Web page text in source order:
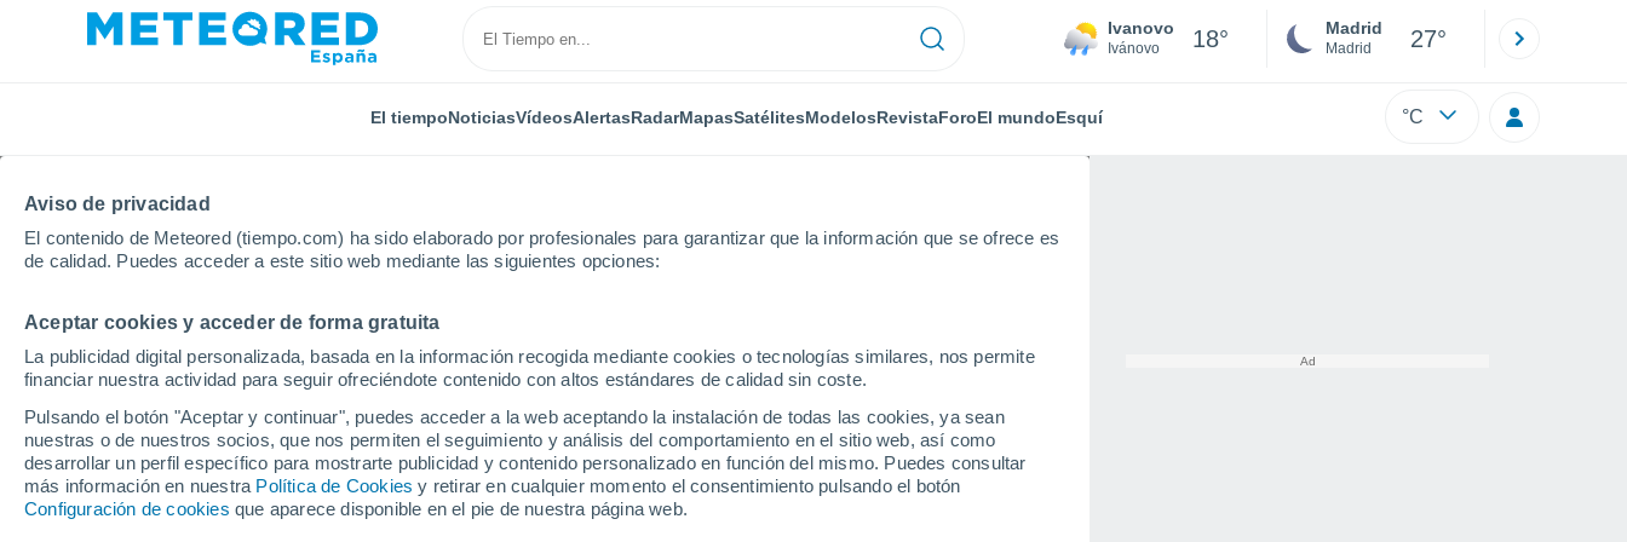
Aviso de privacidad
El contenido de Meteored (tiempo.com) ha sido elaborado por profesionales para garantizar que la información que se ofrece es
de calidad. Puedes acceder a este sitio web mediante las siguientes opciones:
Aceptar cookies y acceder de forma gratuita
La publicidad digital personalizada, basada en la información recogida mediante cookies o tecnologías similares, nos permite
financiar nuestra actividad para seguir ofreciéndote contenido con altos estándares de calidad sin coste.
Pulsando el botón "Aceptar y continuar", puedes acceder a la web aceptando la instalación de todas las cookies, ya sean
nuestras o de nuestros socios, que nos permiten el seguimiento y análisis del comportamiento en el sitio web, así como
desarrollar un perfil específico para mostrarte publicidad y contenido personalizado en función del mismo. Puedes consultar
más información en nuestra Política de Cookies y retirar en cualquier momento el consentimiento pulsando el botón
Configuración de cookies que aparece disponible en el pie de nuestra página web.
Ivanovo
Ivánovo 18° Madrid
Madrid 27°
El tiempoNoticiasVídeosAlertasRadarMapasSatélitesModelosRevistaForoEl mundoEsquí °C
Inicio Rusia Óblast de Ivánovo Ivanovo
El Tiempo en Ivanovo
04:52 Sábado ...
Por horas